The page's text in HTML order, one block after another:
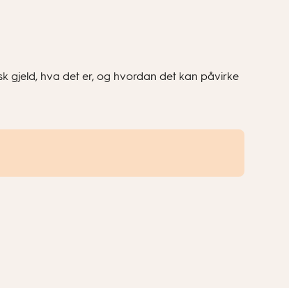
gjeld, hva det er, og hvordan det kan påvirke